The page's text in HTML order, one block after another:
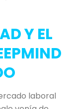
Y EL
laboral